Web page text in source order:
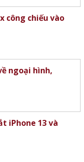
công chiếu vào
ngoại hình,
iPhone 13 và